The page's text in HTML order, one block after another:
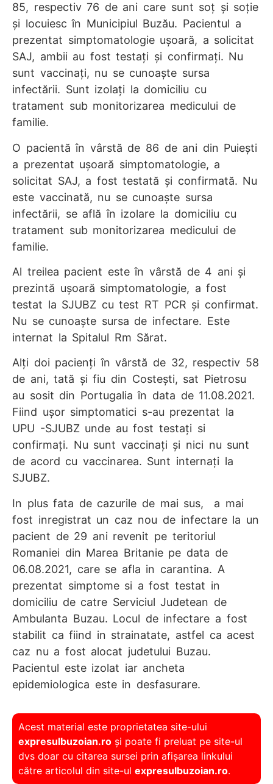
85, respectiv 76 de ani care sunt soț și soție
și locuiesc în Municipiul Buzău. Pacientul a
prezentat simptomatologie ușoară, a solicitat
SAJ, ambii au fost testați și confirmați. Nu
sunt vaccinați, nu se cunoaște sursa
infectării. Sunt izolați la domiciliu cu
tratament sub monitorizarea medicului de
familie.
O pacientă în vârstă de 86 de ani din Puiești
a prezentat ușoară simptomatologie, a
solicitat SAJ, a fost testată și confirmată. Nu
este vaccinată, nu se cunoaște sursa
infectării, se află în izolare la domiciliu cu
tratament sub monitorizarea medicului de
familie.
Al treilea pacient este în vârstă de 4 ani și
prezintă ușoară simptomatologie, a fost
testat la SJUBZ cu test RT PCR și confirmat.
Nu se cunoaște sursa de infectare. Este
internat la Spitalul Rm Sărat.
Alți doi pacienți în vârstă de 32, respectiv 58
de ani, tată și fiu din Costești, sat Pietrosu
au sosit din Portugalia în data de 11.08.2021.
Fiind ușor simptomatici s-au prezentat la
UPU -SJUBZ unde au fost testați si
confirmați. Nu sunt vaccinați și nici nu sunt
de acord cu vaccinarea. Sunt internați la
SJUBZ.
In plus fata de cazurile de mai sus, a mai
fost inregistrat un caz nou de infectare la un
pacient de 29 ani revenit pe teritoriul
Romaniei din Marea Britanie pe data de
06.08.2021, care se afla in carantina. A
prezentat simptome si a fost testat in
domiciliu de catre Serviciul Judetean de
Ambulanta Buzau. Locul de infectare a fost
stabilit ca fiind in strainatate, astfel ca acest
caz nu a fost alocat judetului Buzau.
Pacientul este izolat iar ancheta
epidemiologica este in desfasurare.
Acest material este proprietatea site-ului
expresulbuzoian.ro și poate fi preluat pe site-ul
dvs doar cu citarea sursei prin afișarea linkului
către articolul din site-ul expresulbuzoian.ro.